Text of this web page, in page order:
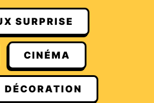
SURPRISE
CINÉMA
DÉCORATION